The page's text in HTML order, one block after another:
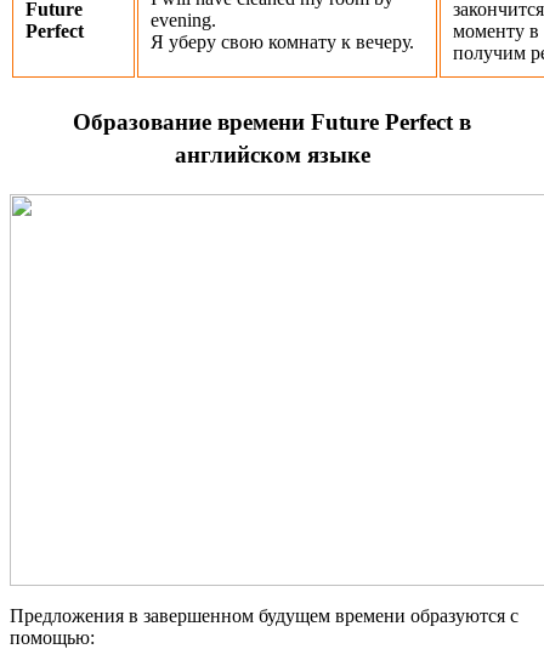
Future
Perfect
evening.
Я уберу свою комнату к вечеру.
моменту
получим
Образование времени Future Perfect в
английском языке
Предложения в завершенном будущем времени образуются с
помощью: